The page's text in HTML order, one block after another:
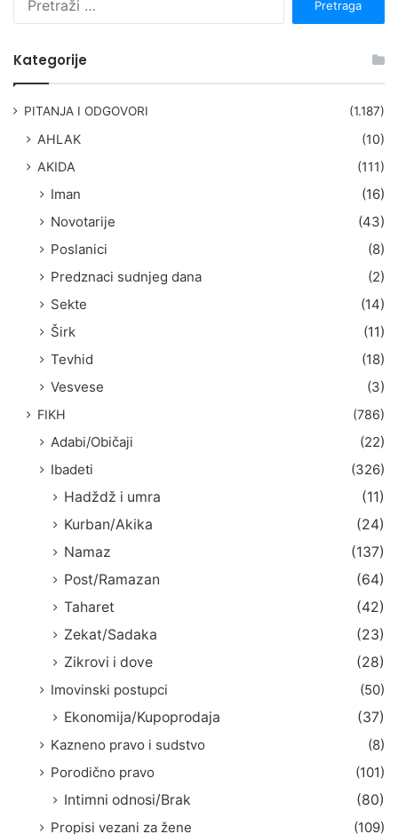
Kategorije
PITANJA I ODGOVORI (1.187)
AHLAK
(10)
AKIDA
(111)
Iman
(16)
Novotarije
(43)
Poslanici
(8)
Predznaci sudnjeg dana
(2)
Sekte
(14)
Širk
(11)
Tevhid
(18)
Vesvese
(3)
FIKH (786)
Adabi/Običaji
(22)
Ibadeti
(326)
Hadždž i umra
(11)
Kurban/Akika
(24)
Namaz
(137)
Post/Ramazan
(64)
Taharet
(42)
Zekat/Sadaka
(23)
Zikrovi i dove
(28)
Imovinski postupci
(50)
Ekonomija/Kupoprodaja
(37)
Kazneno pravo i sudstvo
(8)
Porodično pravo
(101)
Intimni odnosi/Brak
(80)
Propisi vezani za žene
(109)